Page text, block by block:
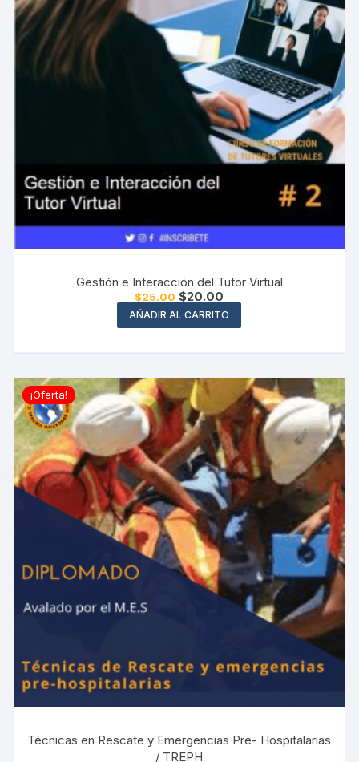
Gestión e Interacción del Tutor Virtual
$25.00 El
precio
original
era:
$20.00
precio
actual
es:
AÑADIR AL CARRITO
¡Oferta!
Técnicas en Rescate y Emergencias Pre- Hospitalarias
/ TREPH